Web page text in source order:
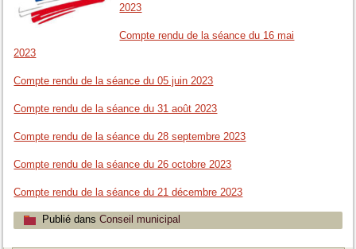
2023
Compte rendu de la séance du 16 mai
2023
Compte rendu de la séance du 05 juin 2023
Compte rendu de la séance du 31 août 2023
Compte rendu de la séance du 28 septembre 2023
Compte rendu de la séance du 26 octobre 2023
Compte rendu de la séance du 21 décembre 2023
Publié dans Conseil municipal